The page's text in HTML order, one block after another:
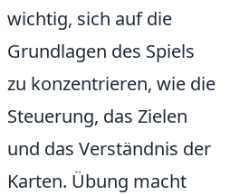
wichtig, sich auf die
Grundlagen des Spiels
zu konzentrieren, wie die
Steuerung, das Zielen
und das Verständnis der
Karten. Übung macht